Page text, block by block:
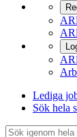
Lediga
Sök hela